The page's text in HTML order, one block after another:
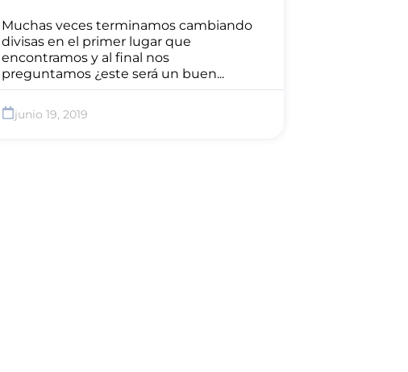
Muchas veces terminamos cambiando
divisas en el primer lugar que
encontramos y al final nos
preguntamos ¿este será un buen...
junio 19, 2019